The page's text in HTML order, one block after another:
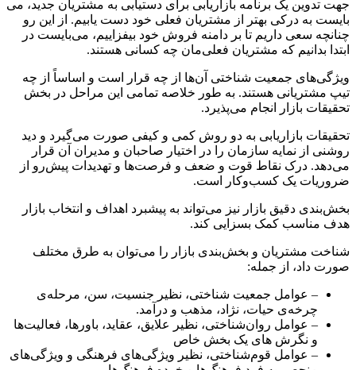
جهت تدوین یک برنامه بازاریابی برای دستیابی به مشتریان جدید، می
بایست به درکی بهتر از مشتریان فعلی خود دست یابیم. از این رو
چنانچه سعی داریم تا بر دامنه فروش خود بیفزاییم، می‌بایست در
ابتدا بدانیم که مشتریان فعلی‌مان چه کسانی هستند. ‌
ویژگی‌های جمعیت شناختی آن‌ها از چه قرار است و اساساً از چه
تیپ مشتریانی هستند. به طور خلاصه تمامی این مراحل در بخش
تحقیقات بازار انجام می‌پذیرد.
تحقیقات بازاریابی به دو روش کمی و کیفی صورت می‌گیرد و دید
روشنی از نمایه‌ سازمان را در اختیار صاحبان و مدیران آن قرار
می‌دهد. درک نقاط قوت و ضعف و فرصت‌ها و تهدیدات پیش‌رو از
ضروریات یک کسب‌و‌کار است.
بخش‌بندی دقیق بازار نیز می‌تواند به پیشبرد اهداف و انتخاب بازار
هدف مناسب کمک بسزایی کند.
شناخت مشتریان و بخش‌بندی بازار را می‌توان به طرق مختلف
صورت داد، از جمله:
– عوامل جمعیت شناختی، نظیر جنسیت، سن، مرحله‌ی
چرخه‌ی حیات، نژاد، مذهب و درآمد.
– عوامل روان‌شناختی، نظیر علایق، عقاید، باورها، فعالیت‌ها
و نگرش های یک بخش خاص
– عوامل قوم‌شناختی، نظیر ویژگی‌های فرهنگی و ویژگی‌های